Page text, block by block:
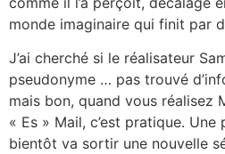
monde imaginaire qui finit par
J’ai cherché si le réalisateur
pseudonyme … pas trouvé
mais bon, quand vous réalisez
« Es » Mail, c’est pratique.
bientôt va sortir une nouvelle